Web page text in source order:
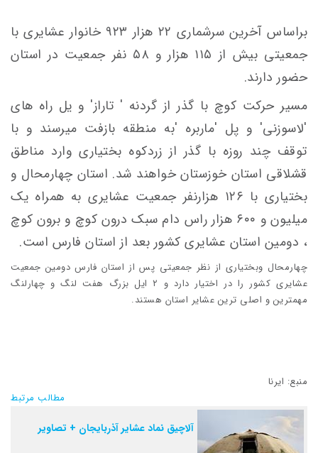
براساس آخرین سرشماری ۲۲ هزار ۹۲۳ خانوار عشایری با
جمعیتی بیش از ۱۱۵ هزار و ۵۸ نفر جمعیت در استان
حضور دارند.
مسیر حرکت کوچ با گذر از گردنه ' تاراز' و یل راه های
'لاسوزنی' و پل 'ماربره 'به منطقه بازفت میرسند و با
توقف چند روزه با گذر از زردکوه بختیاری وارد مناطق
قشلاقی استان خوزستان خواهند شد. استان چهارمحال و
بختیاری با ۱۲۶ هزارنفر جمعیت عشایری به همراه یک
میلیون و ۶۰۰ هزار راس دام سبک درون کوچ و برون کوچ
، دومین استان عشایری کشور بعد از استان فارس است.
چهارمحال وبختیاری از نظر جمعیتی پس از استان فارس دومین جمعیت
عشایری کشور را در اختیار دارد و ۲ ایل بزرگ هفت لنگ و چهارلنگ
مهمترین و اصلی ترین عشایر استان هستند.
منبع: ایرنا
مطالب مرتبط
آلاچیق نماد عشایر آذربایجان + تصاویر